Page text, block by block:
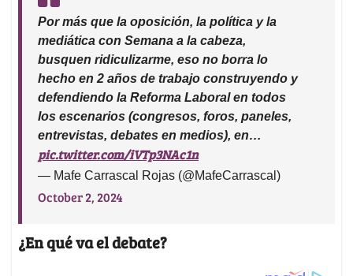
Por más que la oposición, la política y la
mediática con Semana a la cabeza,
busquen ridiculizarme, eso no borra lo
hecho en 2 años de trabajo construyendo y
defendiendo la Reforma Laboral en todos
los escenarios (congresos, foros, paneles,
entrevistas, debates en medios), en…
pic.twitter.com/iVTp3NAc1n
— Mafe Carrascal Rojas (@MafeCarrascal)
October 2, 2024
¿En qué va el debate?